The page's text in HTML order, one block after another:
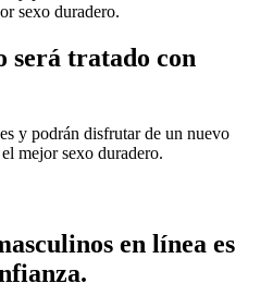
sexo duradero.
será tratado con
y podrán disfrutar de un nuevo
mejor sexo duradero.
en línea es